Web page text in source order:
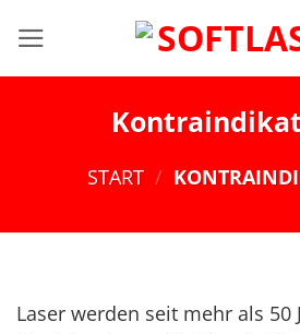
Inhalt
springen
START /
Laser werden seit mehr als 50